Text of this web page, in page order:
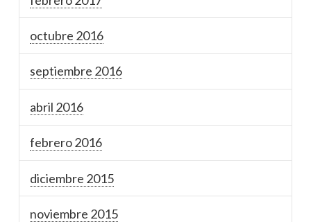
octubre 2016
septiembre 2016
abril 2016
febrero 2016
diciembre 2015
noviembre 2015